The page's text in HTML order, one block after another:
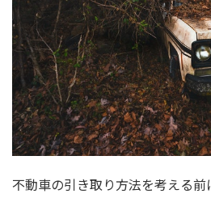
不動車の引き取り方法を考える